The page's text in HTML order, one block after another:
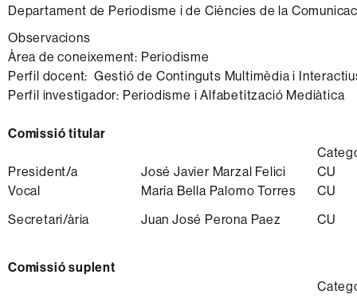
Departament de Periodisme i de Ciències de la
Observacions
Àrea de coneixement: Periodisme
Perfil docent: Gestió de Continguts Multimèdia i
Perfil investigador: Periodisme i Alfabetització Mediàtica
Comissió titular
President/a
José Javier Marzal Felici
CU
Vocal
María Bella Palomo Torres
CU
Secretari/ària
Juan José Perona Paez CU
Comissió suplent